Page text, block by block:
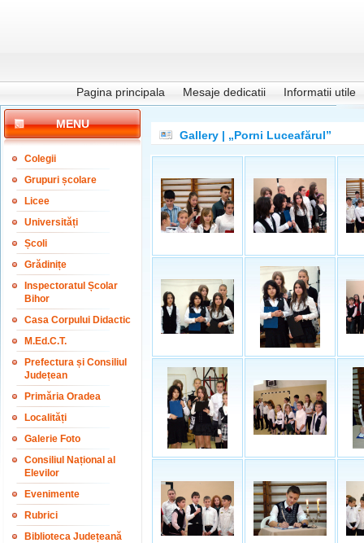
Pagina principala Mesaje dedicatii Informatii utile
MENU
Colegii
Grupuri școlare
Licee
Universități
Școli
Grădinițe
Inspectoratul Școlar
Bihor
Casa Corpului Didactic
M.Ed.C.T.
Prefectura și Consiliul
Județean
Primăria Oradea
Localități
Galerie Foto
Consiliul Național al
Elevilor
Evenimente
Rubrici
Biblioteca Județeană
Gallery | „Porni Luceafărul”